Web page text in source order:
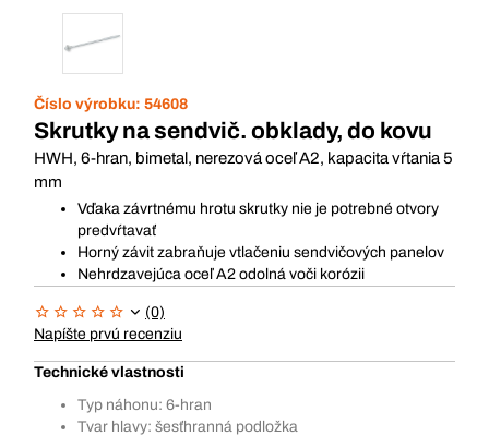
Číslo výrobku: 54608
Skrutky na sendvič. obklady, do kovu
HWH, 6-hran, bimetal, nerezová oceľ A2, kapacita vŕtania 5
mm
Vďaka závrtnému hrotu skrutky nie je potrebné otvory
predvŕtavať
Horný závit zabraňuje vtlačeniu sendvičových panelov
Nehrdzavejúca oceľ A2 odolná voči korózii
(0)
Napíšte prvú recenziu
Technické vlastnosti
Typ náhonu: 6-hran
Tvar hlavy: šesťhranná podložka